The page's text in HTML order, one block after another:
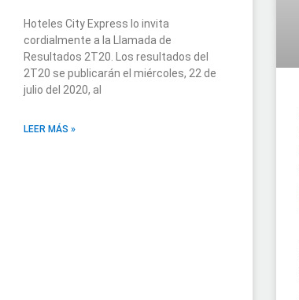
Hoteles City Express lo invita
cordialmente a la Llamada de
Resultados 2T20. Los resultados del
2T20 se publicarán el miércoles, 22 de
julio del 2020, al
LEER MÁS »